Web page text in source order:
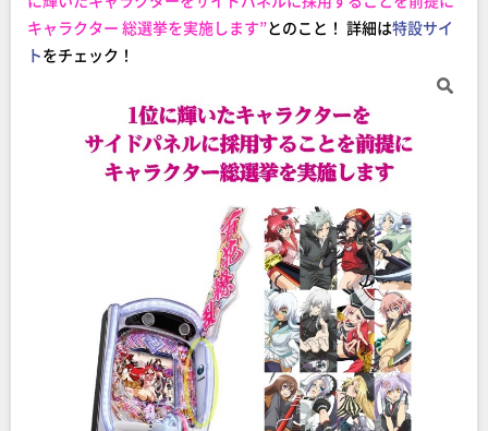
キャラクター 総選挙を実施します”とのこと！ 詳細は特設サイ
トをチェック！